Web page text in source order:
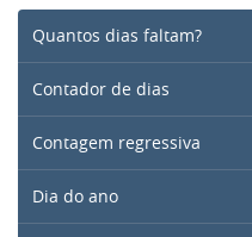
Quantos dias faltam?
Contador de dias
Contagem regressiva
Dia do ano